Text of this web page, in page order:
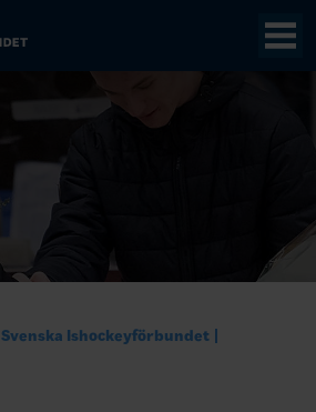
Svenska Ishockeyförbundet